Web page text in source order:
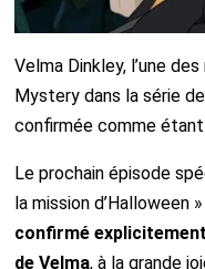
Velma Dinkley, l’une
Mystery dans la série
confirmée comme étant
Le prochain épisode
la mission
confirmé
de Velma, à la grande